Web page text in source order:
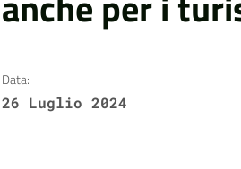
Data:
26 Luglio 2024